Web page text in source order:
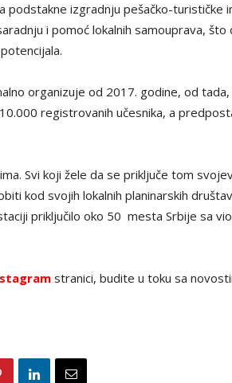
podstakne izgradnju pešačko-turističke
i pomoć lokalnih samouprava, što
organizuje od 2017. godine, od
registrovanih učesnika, a
Svi koji žele da se priključe tom
kod svojih lokalnih planinarskih
priključilo oko 50 mesta Srbije sa
stranici, budite u toku sa